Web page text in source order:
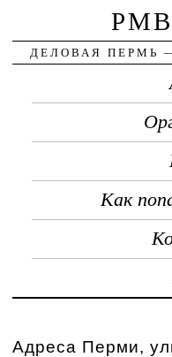
ДЕЛОВАЯ ПЕРМЬ
Как
Адреса Перми,